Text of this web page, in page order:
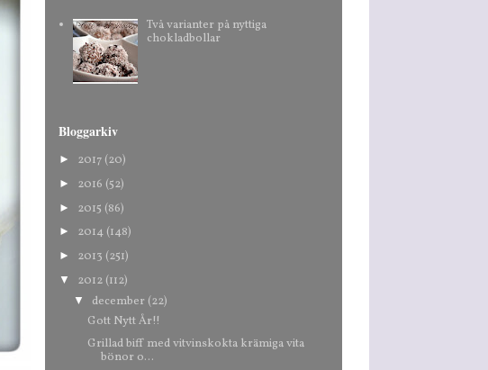
Två varianter på nyttiga
chokladbollar
Bloggarkiv
► 2017 (20)
► 2016 (52)
► 2015 (86)
► 2014 (148)
► 2013 (251)
▼ 2012 (112)
▼ december (22)
Gott Nytt År!!
Grillad biff med vitvinskokta krämiga vita
bönor o...